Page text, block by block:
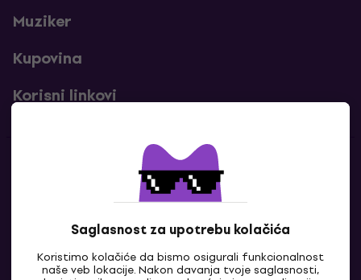
Saglasnost za upotrebu kolačića
Koristimo kolačiće da bismo osigurali funkcionalnost
naše veb lokacije. Nakon davanja tvoje saglasnosti,
Muziker
Kupovina
Korisni linkovi
Kontakti
Kontaktiraj nas